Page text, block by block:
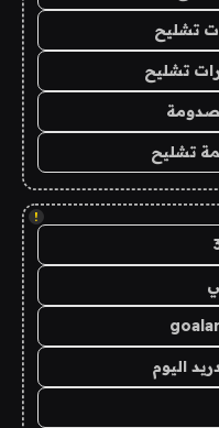
تشليح
تشليح
تشليح
!
اليوم